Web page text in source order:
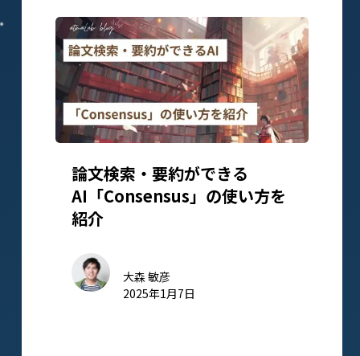
論文検索・要約ができる
AI「Consensus」の使い方を
紹介
大森 敏彦
2025年1月7日